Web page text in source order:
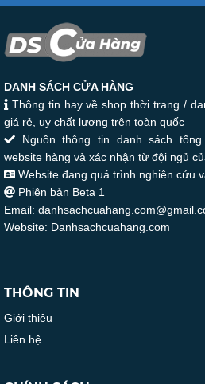
DANH SÁCH CỬA HÀNG
Thông tin hay về shop thời trang /
giá rẻ, uy chất lượng trên toàn quốc
Nguồn thông tin danh sách
website hàng và xác nhận từ đội ngủ
Website đang quá trình nghiên cứu
Phiên bản Beta 1
Email:
Website: Danhsachcuahang.com
THÔNG TIN
Giới thiệu
Liên hệ